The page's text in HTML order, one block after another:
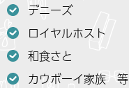
デニーズ
ロイヤルホスト
和食さと
カウボーイ家族 等